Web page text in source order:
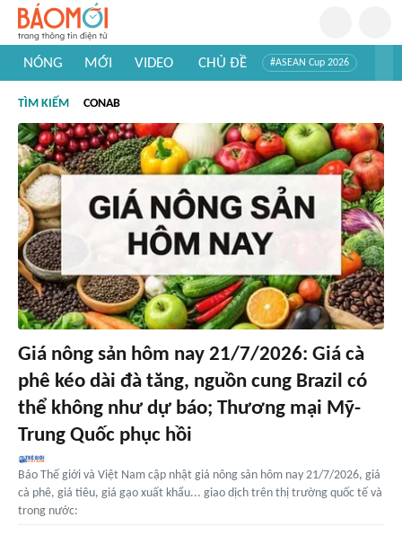
NÓNG MỚI VIDEO CHỦ ĐỀ #ASEAN Cup 2026
#Khám phá thế giới
TÌM KIẾM CONAB
Giá nông sản hôm nay 21/7/2026: Giá cà
phê kéo dài đà tăng, nguồn cung Brazil có
thể không như dự báo; Thương mại Mỹ-
Trung Quốc phục hồi
Báo Thế giới và Việt Nam cập nhật giá nông sản hôm nay 21/7/2026, giá
cà phê, giá tiêu, giá gạo xuất khẩu... giao dịch trên thị trường quốc tế và
trong nước: